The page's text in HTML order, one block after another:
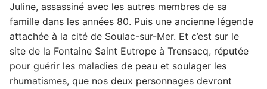
Juline, assassiné avec les autres membres de sa
famille dans les années 80. Puis une ancienne légende
attachée à la cité de Soulac-sur-Mer. Et c’est sur le
site de la Fontaine Saint Eutrope à Trensacq, réputée
pour guérir les maladies de peau et soulager les
rhumatismes, que nos deux personnages devront